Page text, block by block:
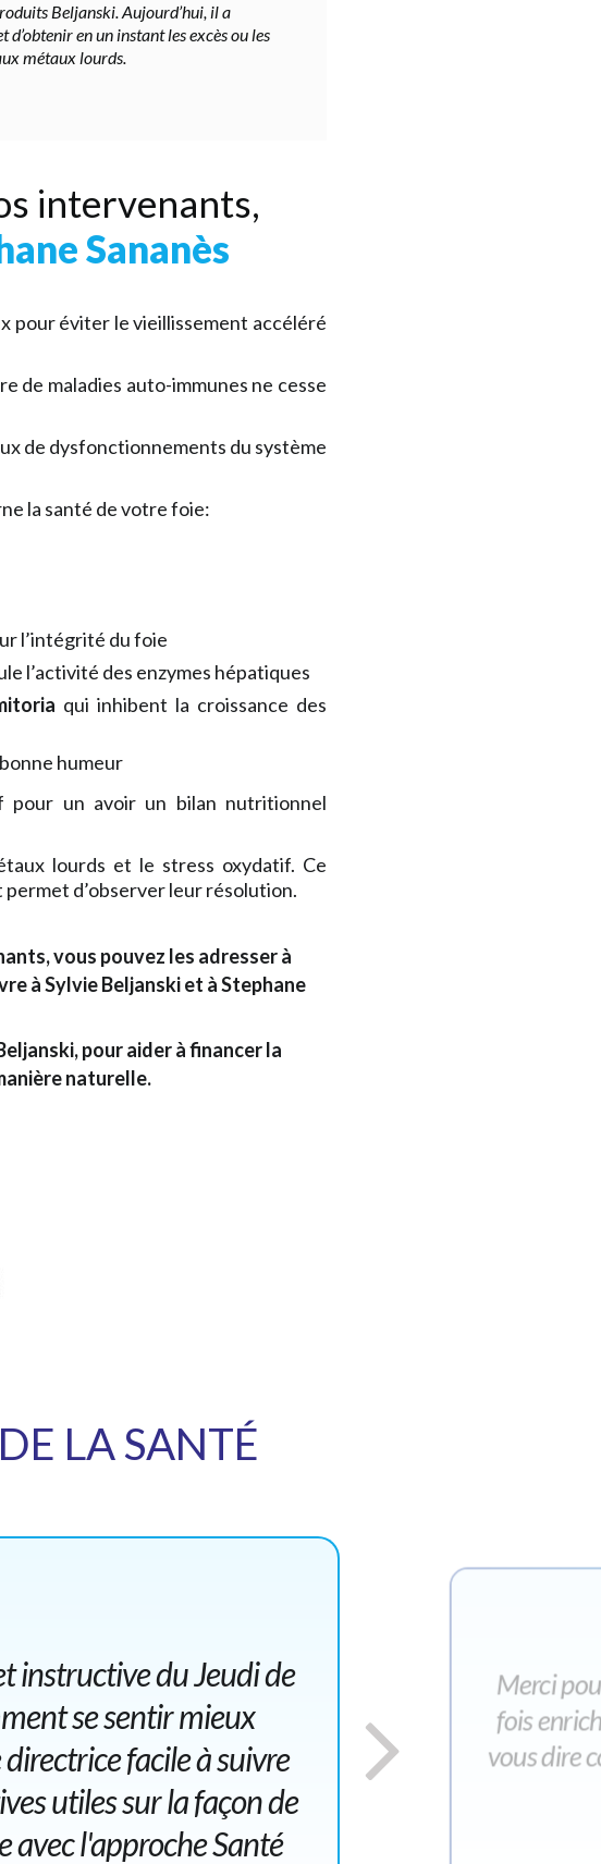
Beljanski. Aujourd’hui, il a
en un instant les excès ou les
métaux lourds.
intervenants,
Sananès
pour éviter le vieillissement accéléré
de maladies auto-immunes ne cesse
de dysfonctionnements du système
la santé de votre foie:
l’intégrité du foie
l’activité des enzymes hépatiques
qui inhibent la croissance des
humeur
pour un avoir un bilan nutritionnel
lourds et le stress oxydatif. Ce
d’observer leur résolution.
vous pouvez les adresser à
à Sylvie Beljanski et à Stephane
pour aider à financer la
naturelle.
LA SANTÉ
instructive du Jeudi de
se sentir mieux
facile à suivre
utiles sur la façon de
avec l'approche Santé
Merci
fois
vous dire